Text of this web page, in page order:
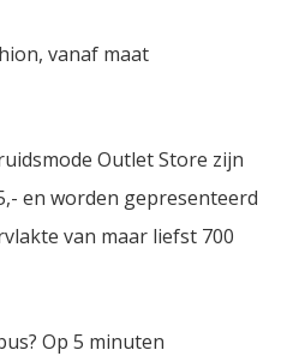
vanaf maat
Outlet Store zijn
en worden gepresenteerd
van maar liefst 700
Op 5 minuten